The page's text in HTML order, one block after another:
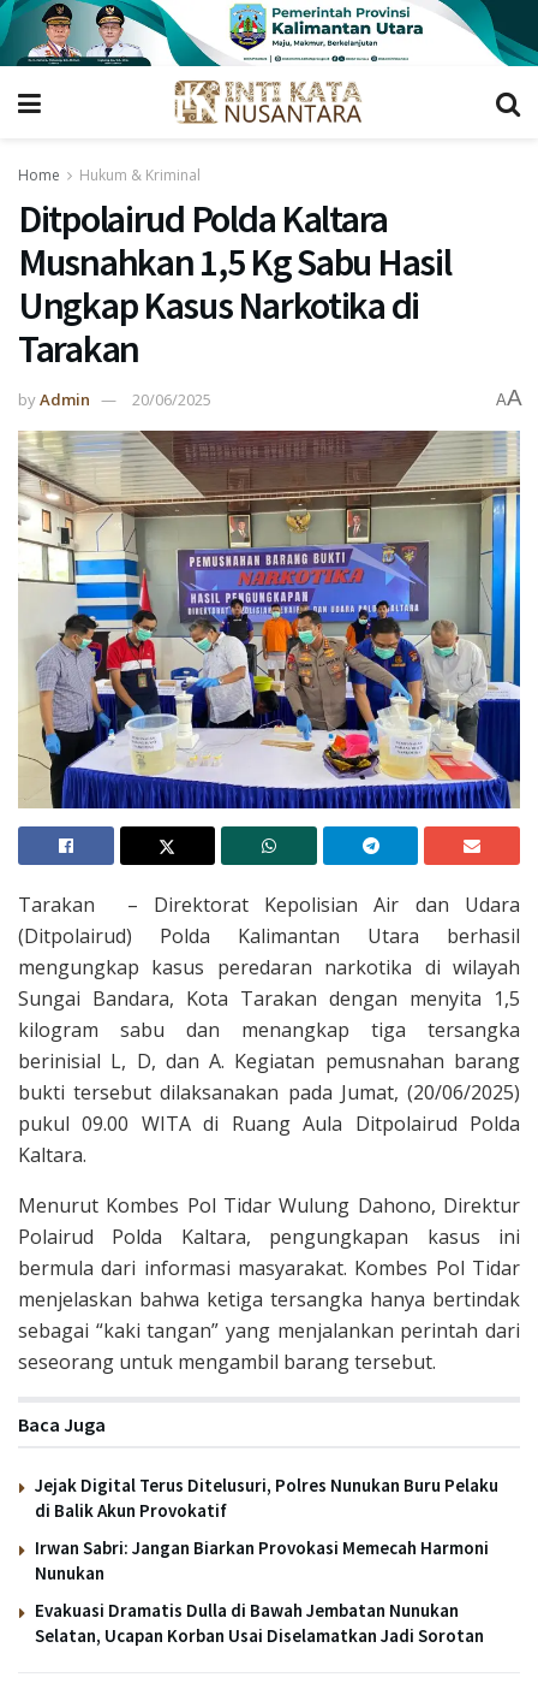
Home Hukum & Kriminal
Ditpolairud Polda Kaltara
Musnahkan 1,5 Kg Sabu Hasil
Ungkap Kasus Narkotika di
Tarakan
byAdmin 20/06/2025 AA
Tarakan – Direktorat Kepolisian Air dan Udara
(Ditpolairud) Polda Kalimantan Utara berhasil
mengungkap kasus peredaran narkotika di wilayah
Sungai Bandara, Kota Tarakan dengan menyita 1,5
kilogram sabu dan menangkap tiga tersangka
berinisial L, D, dan A. Kegiatan pemusnahan barang
bukti tersebut dilaksanakan pada Jumat, (20/06/2025)
pukul 09.00 WITA di Ruang Aula Ditpolairud Polda
Kaltara.
Menurut Kombes Pol Tidar Wulung Dahono, Direktur
Polairud Polda Kaltara, pengungkapan kasus ini
bermula dari informasi masyarakat. Kombes Pol Tidar
menjelaskan bahwa ketiga tersangka hanya bertindak
sebagai “kaki tangan” yang menjalankan perintah dari
seseorang untuk mengambil barang tersebut.
Baca Juga
Jejak Digital Terus Ditelusuri, Polres Nunukan Buru Pelaku
di Balik Akun Provokatif
Irwan Sabri: Jangan Biarkan Provokasi Memecah Harmoni
Nunukan
Evakuasi Dramatis Dulla di Bawah Jembatan Nunukan
Selatan, Ucapan Korban Usai Diselamatkan Jadi Sorotan